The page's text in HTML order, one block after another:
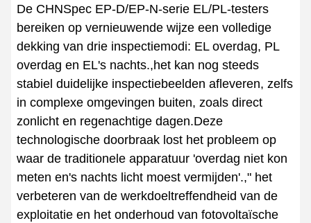
De CHNSpec EP-D/EP-N-serie EL/PL-testers
bereiken op vernieuwende wijze een volledige
dekking van drie inspectiemodi: EL overdag, PL
overdag en EL's nachts.,het kan nog steeds
stabiel duidelijke inspectiebeelden afleveren, zelfs
in complexe omgevingen buiten, zoals direct
zonlicht en regenachtige dagen.Deze
technologische doorbraak lost het probleem op
waar de traditionele apparatuur 'overdag niet kon
meten en's nachts licht moest vermijden'.," het
verbeteren van de werkdoeltreffendheid van de
exploitatie en het onderhoud van fotovoltaïsche